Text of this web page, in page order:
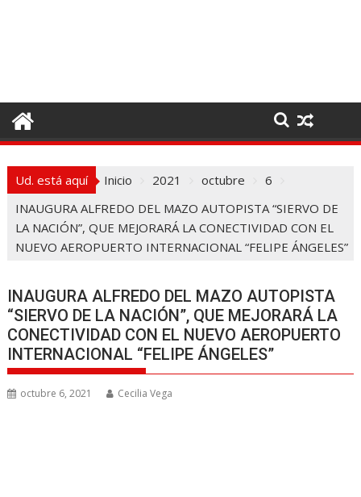
o
t
Ud. está aquí Inicio 2021 octubre
6
INAUGURA ALFREDO DEL MAZO AUTOPISTA “SIERVO DE
LA NACIÓN”, QUE MEJORARÁ LA CONECTIVIDAD CON EL
NUEVO AEROPUERTO INTERNACIONAL “FELIPE ÁNGELES”
INAUGURA ALFREDO DEL MAZO AUTOPISTA
“SIERVO DE LA NACIÓN”, QUE MEJORARÁ LA
CONECTIVIDAD CON EL NUEVO AEROPUERTO
INTERNACIONAL “FELIPE ÁNGELES”
octubre 6, 2021 Cecilia Vega